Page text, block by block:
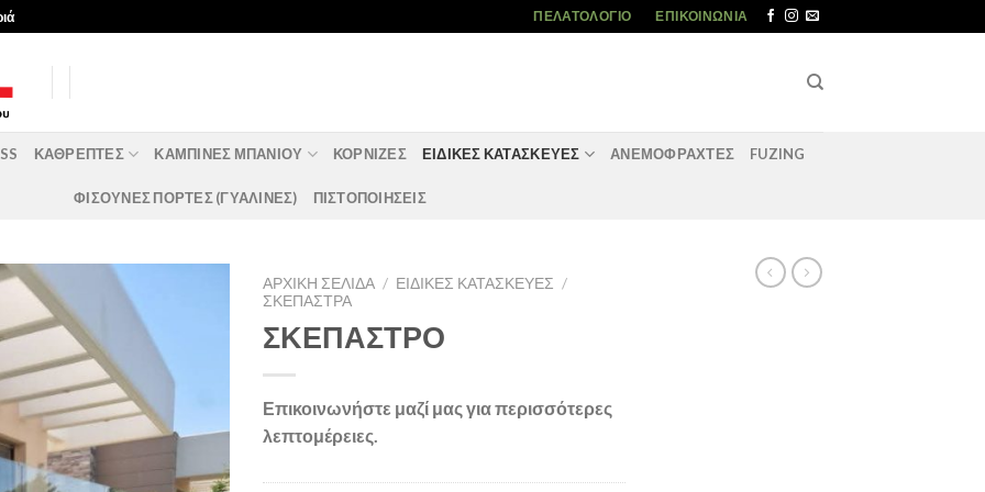
ΠΕΛΑΤΟΛΌΓΙΟ ΕΠΙΚΟΙΝΩΝΊΑ
ΚΑΘΡΈΠΤΕΣ ΚΑΜΠΊΝΕΣ ΜΠΆΝΙΟΥ ΚΟΡΝΊΖΕΣ ΕΙΔΙΚΈΣ ΚΑΤΑΣΚΕΥΈΣ ΑΝΕΜΟΦΡΑΧΤΕΣ FUZING
ΦΙΣΟΥΝΕΣ ΠΟΡΤΕΣ (ΓΥΑΛΙΝΕΣ) ΠΙΣΤΟΠΟΙΗΣΕΙΣ
ΑΡΧΙΚΉ ΣΕΛΊΔΑ / ΕΙΔΙΚΈΣ ΚΑΤΑΣΚΕΥΈΣ /
ΣΚΕΠΑΣΤΡΑ
ΣΚΕΠΑΣΤΡΟ
Επικοινωνήστε μαζί μας για περισσότερες
λεπτομέρειες.